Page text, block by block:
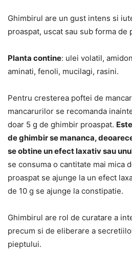
Ghimbirul are un gust intens si
proaspat, uscat sau sub forma de
Planta contine: ulei volatil,
aminati, fenoli, mucilagi, rasini.
Pentru cresterea poftei de
mancarurilor se recomanda
doar 5 g de ghimbir proaspat.
de ghimbir se mananca,
se obtine un efect laxativ sau
se consuma o cantitate mai mica
proaspat se ajunge la un efect
de 10 g se ajunge la constipatie.
Ghimbirul are rol de curatare a
precum si de eliberare a
pieptului.